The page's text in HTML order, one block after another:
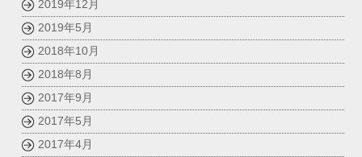
2019年12月
2019年5月
2018年10月
2018年8月
2017年9月
2017年5月
2017年4月